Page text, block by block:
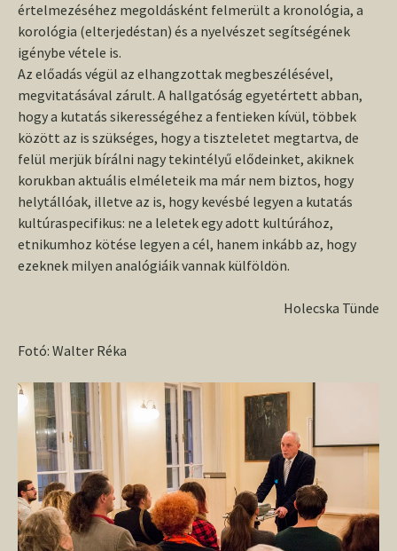
értelmezéséhez megoldásként felmerült a kronológia, a
korológia (elterjedéstan) és a nyelvészet segítségének
igénybe vétele is.
Az előadás végül az elhangzottak megbeszélésével,
megvitatásával zárult. A hallgatóság egyetértett abban,
hogy a kutatás sikerességéhez a fentieken kívül, többek
között az is szükséges, hogy a tiszteletet megtartva, de
felül merjük bírálni nagy tekintélyű elődeinket, akiknek
korukban aktuális elméleteik ma már nem biztos, hogy
helytállóak, illetve az is, hogy kevésbé legyen a kutatás
kultúraspecifikus: ne a leletek egy adott kultúrához,
etnikumhoz kötése legyen a cél, hanem inkább az, hogy
ezeknek milyen analógiáik vannak külföldön.
Holecska Tünde
Fotó: Walter Réka